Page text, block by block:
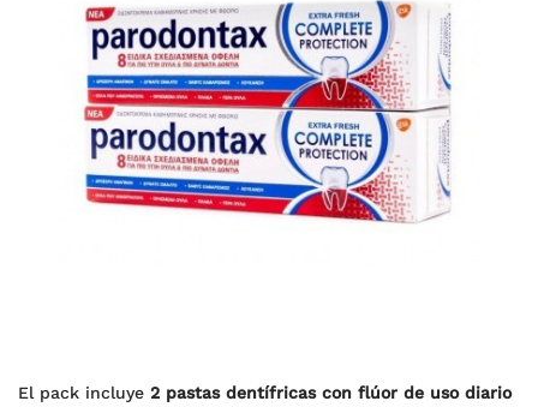
El pack incluye 2 pastas dentífricas con flúor de uso diario